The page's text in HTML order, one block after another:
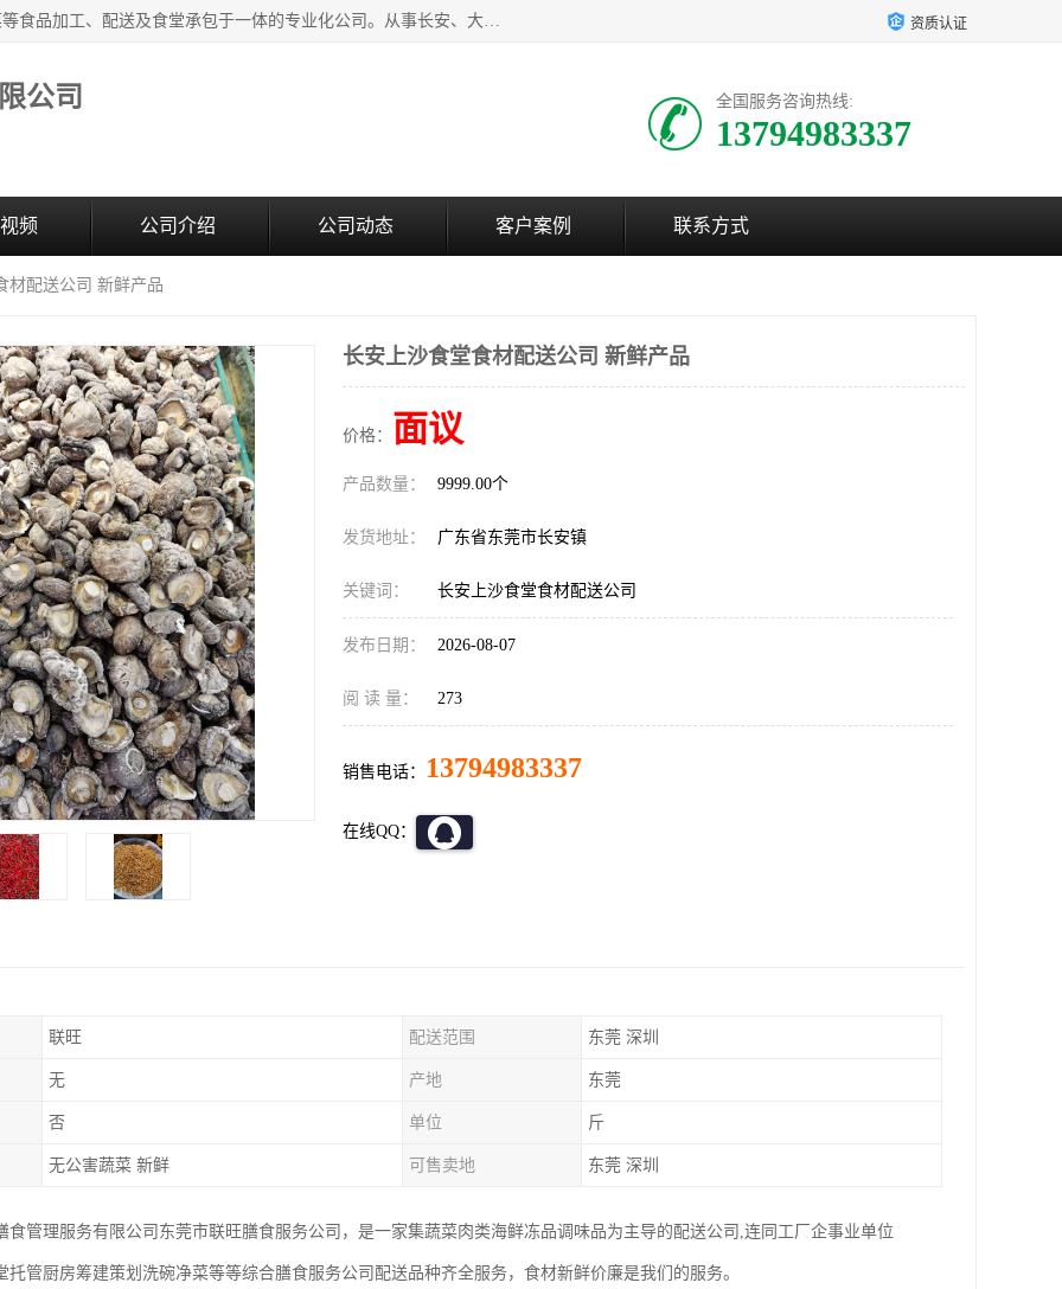
广东食安膳食管理服务有限公司是一家集干货粮油、肉禽蔬菜等食品加工、配送及食堂承包于一体的专业化公司。从事长安、大朗、大岭山、厚街、虎门等地区的蔬菜配送服务。 专业的服务队伍，以及完善的服务机制，经过多年的努力拼搏，赢得了广大客户的信赖和支持。 资质认证
公司 全国服务咨询热线:
13794983337
频 公司介绍 公司动态 客户案例 联系方式
材配送公司 新鲜产品
长安上沙食堂食材配送公司 新鲜产品
价格： 面议
产品数量： 9999.00个
发货地址： 广东省东莞市长安镇
关键词： 长安上沙食堂食材配送公司
发布日期： 2026-08-07
阅 读 量： 273
销售电话： 13794983337
在线QQ：
联旺 配送范围 东莞 深圳
无 产地 东莞
否 单位 斤
无公害蔬菜 新鲜 可售卖地 东莞 深圳
食管理服务有限公司东莞市联旺膳食服务公司，是一家集蔬菜肉类海鲜冻品调味品为主导的配送公司,连同工厂企事业单位
托管厨房筹建策划洗碗净菜等等综合膳食服务公司配送品种齐全服务，食材新鲜价廉是我们的服务。